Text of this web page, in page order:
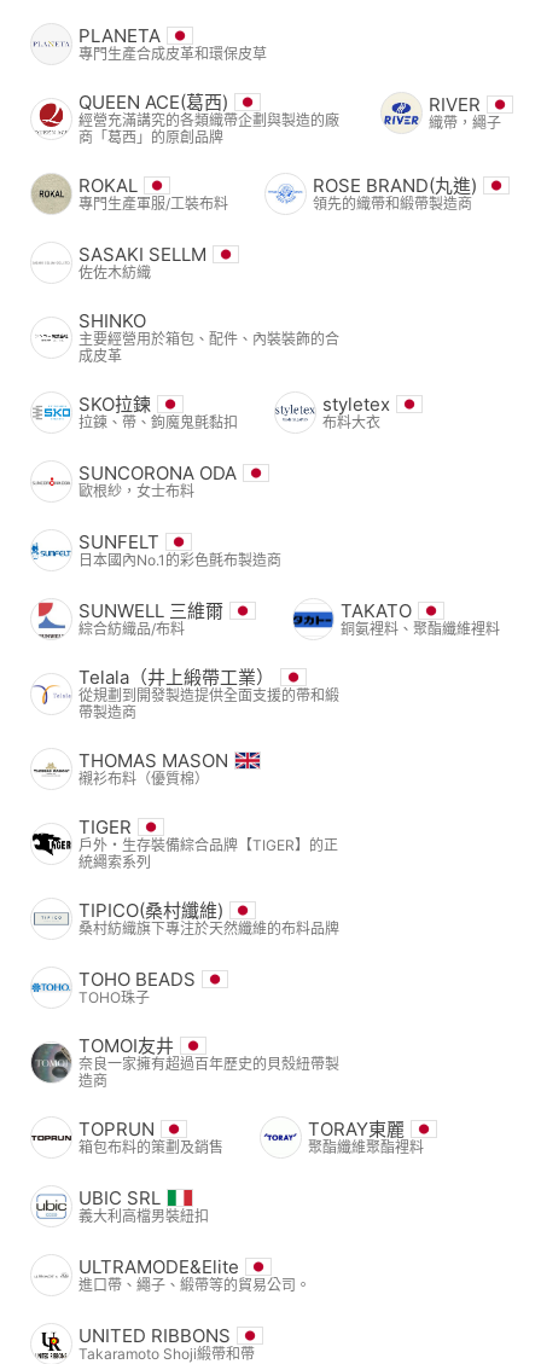
PLANETA
專門生產合成皮革和環保皮草
QUEEN ACE(葛西)
經營充滿講究的各類織帶企劃與製造的廠
商「葛西」的原創品牌
RIVER
織帶，繩子
ROKAL
專門生產軍服/工裝布料
ROSE BRAND(丸進)
領先的織帶和緞帶製造商
SASAKI SELLM
佐佐木紡織
SHINKO
主要經營用於箱包、配件、內裝裝飾的合
成皮革
SKO拉鍊
拉鍊、帶、鉤魔鬼氈黏扣
styletex
布料大衣
SUNCORONA ODA
歐根紗，女士布料
SUNFELT
日本國內No.1的彩色氈布製造商
SUNWELL 三維爾
綜合紡織品/布料
TAKATO
銅氨裡料、聚酯纖維裡料
Telala（井上緞帶工業）
從規劃到開發製造提供全面支援的帶和緞
帶製造商
THOMAS MASON
襯衫布料（優質棉）
TIGER
戶外・生存裝備綜合品牌【TIGER】的正
統繩索系列
TIPICO(桑村纖維)
桑村紡織旗下專注於天然纖維的布料品牌
TOHO BEADS
TOHO珠子
TOMOI友井
奈良一家擁有超過百年歷史的貝殼紐帶製
造商
TOPRUN
箱包布料的策劃及銷售
TORAY東麗
聚酯纖維聚酯裡料
UBIC SRL
義大利高檔男裝紐扣
ULTRAMODE&Elite
進口帶、繩子、緞帶等的貿易公司。
UNITED RIBBONS
Takaramoto Shoji緞帶和帶